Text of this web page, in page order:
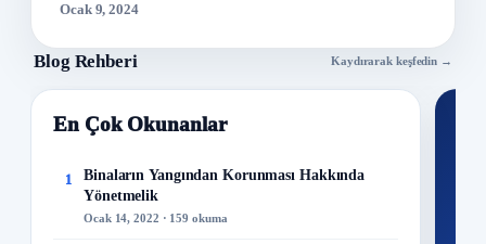
Ocak 9, 2024
Blog Rehberi Kaydırarak keşfedin →
En Çok Okunanlar
1
Binaların Yangından Korunması Hakkında
Yönetmelik
Ocak 14, 2022 · 159 okuma